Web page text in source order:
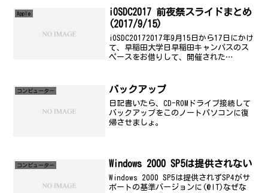
Apple
iOSDC2017 前夜祭スライドまとめ
(2017/9/15)
iOSDC20172017年9月15日から17日にかけ
て、早稲田大学日早稲田キャンパスのス
ペースをお借りして、開催された
す。SiriKit and MeTach...
コンビューター バックアップ
日記書いたら、CD-ROMドライブ接続して
バックアップをこのノートパソコンに復
帰させましょ。
コンビューター Windows 2000 SP5は提供されない
Windows 2000 SP5は提供されずSP4がサ
ポートの基準バージョンに(@IT)なぜな